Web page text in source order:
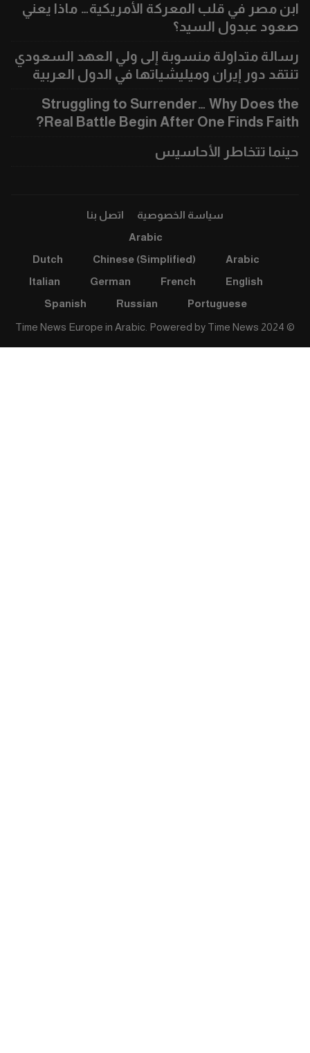
ابن مصر في قلب المعركة الأمريكية… ماذا يعني
صعود عبدول السيد؟
رسالة متداولة منسوبة إلى ولي العهد السعودي
تنتقد دور إيران وميليشياتها في الدول العربية
Struggling to Surrender… Why Does the
Real Battle Begin After One Finds Faith?
حينما تتخاطر الأحاسيس
سياسة الخصوصية
اتصل بنا
Arabic
Arabic
Chinese (Simplified)
Dutch
English
French
German
Italian
Portuguese
Russian
Spanish
© 2024 Time News Europe in Arabic. Powered by
Time News